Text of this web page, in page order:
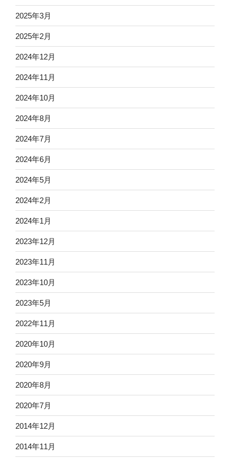
2025年3月
2025年2月
2024年12月
2024年11月
2024年10月
2024年8月
2024年7月
2024年6月
2024年5月
2024年2月
2024年1月
2023年12月
2023年11月
2023年10月
2023年5月
2022年11月
2020年10月
2020年9月
2020年8月
2020年7月
2014年12月
2014年11月